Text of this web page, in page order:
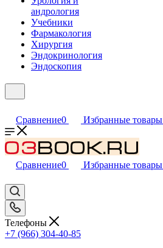
андрология
Учебники
Фармакология
Хирургия
Эндокринология
Эндоскопия
Сравнение0 Избранные товары
Сравнение0 Избранные товары
Телефоны
+7 (966) 304-40-85